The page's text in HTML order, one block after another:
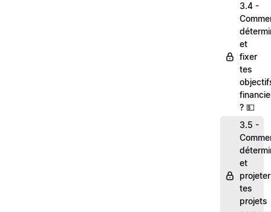
3.4 -
et
fixer
tes
? 💵
3.5 -
et
projeter
tes
projets